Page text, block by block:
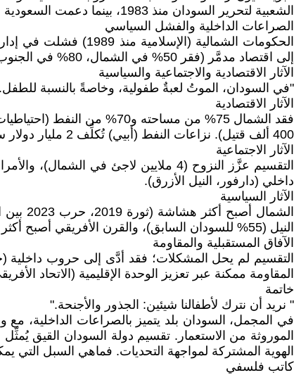
الشعبية لتحرير السودان منذ 1983، بينما دعمت السعودية والإمارات الشمال. اتفاقية (2005) كانت مدعومة أمريكيًا، مع ضغوط على الاستفتاء.
الصراعات الداخلية والفشل السياسي
إلى اقتصاد مدمَّر (فقر 50% في الشمال، 80% في الجنوب).
الآثار الاقتصادية والاجتماعية والسياسية
"في السودان، الموتُ لعبةٌ طفولية، وخاصةً بالنسبة
الآثار الاقتصادية
400 ألف قتيل). نزاعات النفط (أبيي) تُكلِّف 2 مليار دولار سنويًا. الجنوب أصبح أفقر (GDP للفرد 300 دولار)، مع اعتماد على المساعدات.
الآثار الاجتماعية
داخلي (دارفور، النيل الأزرق).
الآثار السياسية
النيل (55% للسودان السابق)، والقرن الأفريقي أصبح أكثر عدم استقرار.
الآفاق المستقبلية والمقاومة
المقاومة ممكنة عبر تعزيز الوحدة الإقليمية (الاتحاد
خاتمة
" نريد أن نترك لأطفالنا شيئين: الجذور والأجنحة."
في المجمل، السودان بلد يتميز بالصراعات
الموروثة من الاستعمار. تقسيم دولة السودان القيق
الهوية المشتركة لمواجهة التحديات. فماهي السبل
كاتب فلسفي